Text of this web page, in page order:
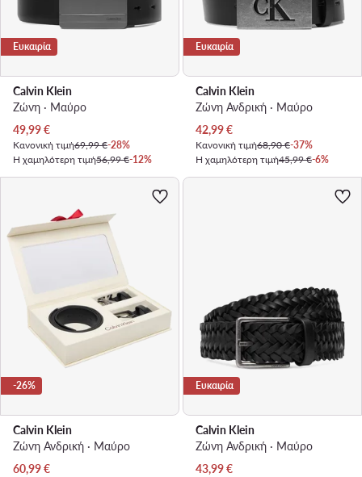
Ευκαιρία
Calvin Klein
Ζώνη · Μαύρο
Τρέχουσα τιμή
49,99€
Κανονική τιμή69,99 €-28%
Η χαμηλότερη τιμή56,99 €-12%
Ευκαιρία
Calvin Klein
Ζώνη Ανδρική · Μαύρο
Τρέχουσα τιμή
42,99€
Κανονική τιμή68,90 €-37%
Η χαμηλότερη τιμή45,99 €-6%
-26%
Calvin Klein
Ζώνη Ανδρική · Μαύρο
Τρέχουσα τιμή
60,99€
Ευκαιρία
Calvin Klein
Ζώνη Ανδρική · Μαύρο
Τρέχουσα τιμή
43,99€